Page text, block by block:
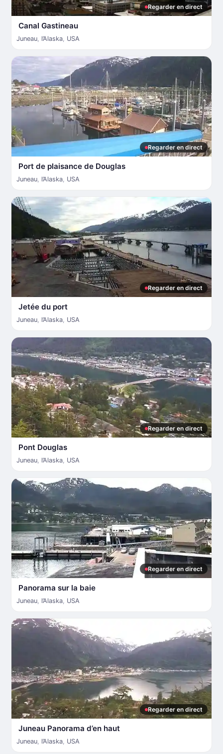
Regarder en direct
Canal Gastineau
Juneau, l’Alaska, USA
Regarder en direct
Port de plaisance de Douglas
Juneau, l’Alaska, USA
Regarder en direct
Jetée du port
Juneau, l’Alaska, USA
Regarder en direct
Pont Douglas
Juneau, l’Alaska, USA
Regarder en direct
Panorama sur la baie
Juneau, l’Alaska, USA
Regarder en direct
Juneau Panorama d’en haut
Juneau, l’Alaska, USA